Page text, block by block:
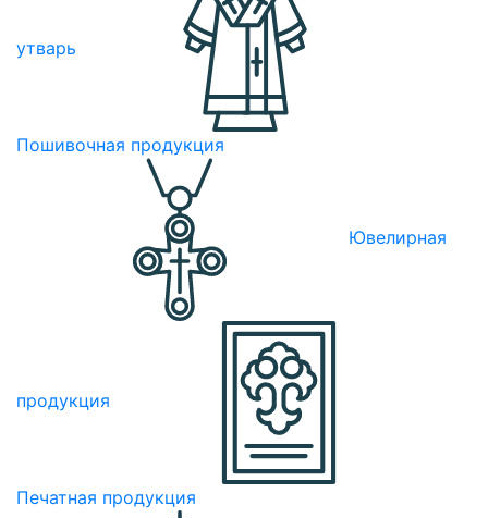
утварь
Пошивочная продукция
Ювелирная
продукция
Печатная продукция